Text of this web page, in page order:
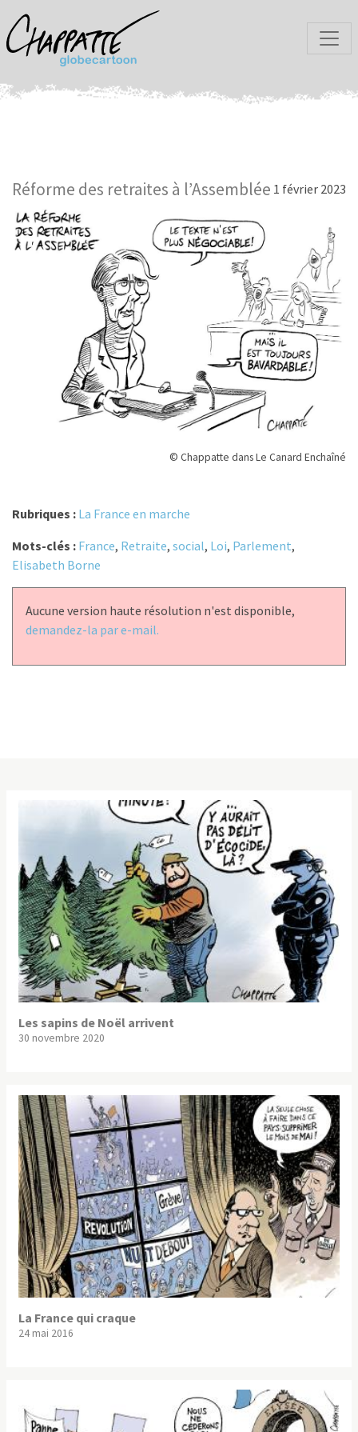
Réforme des retraites à l’Assemblée 1 février 2023
© Chappatte dans Le Canard Enchaîné
Rubriques : La France en marche
Mots-clés : France, Retraite, social, Loi, Parlement,
Elisabeth Borne
Aucune version haute résolution n'est disponible,
demandez-la par e-mail.
Les sapins de Noël arrivent
30 novembre 2020
La France qui craque
24 mai 2016